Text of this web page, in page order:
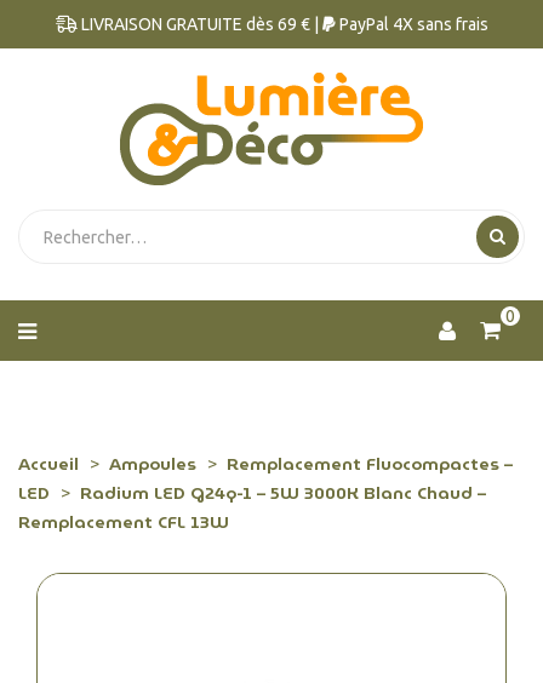
LIVRAISON GRATUITE dès 69 € | PayPal 4X sans frais
0
Accueil Ampoules
Remplacement Fluocompactes –
LED
Radium LED G24q-1 – 5W 3000K Blanc Chaud –
Remplacement CFL 13W